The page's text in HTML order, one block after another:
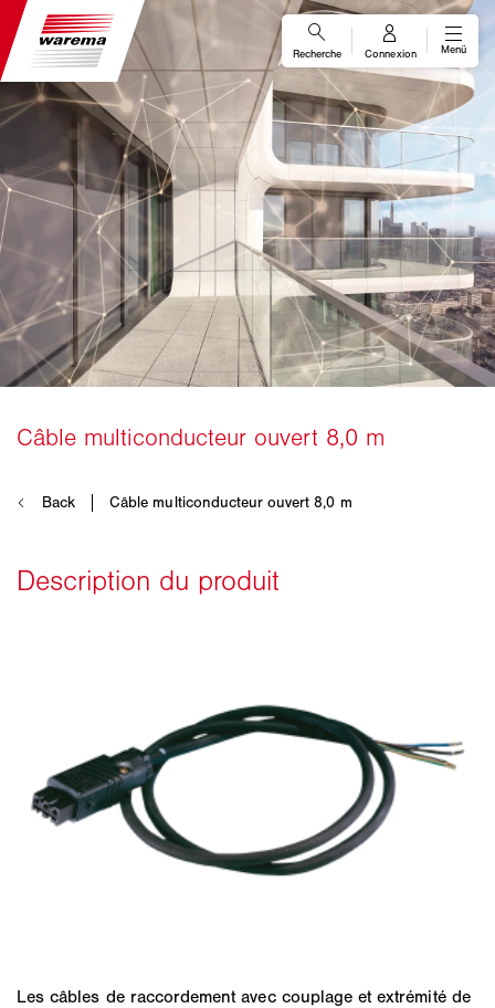
Les câbles de raccordement avec couplage et extrémité de